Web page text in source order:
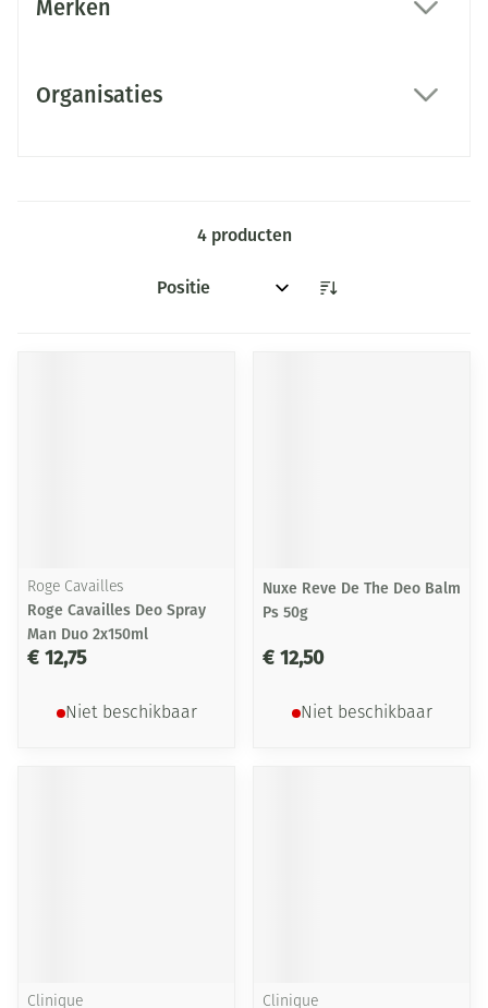
Merken
Organisaties
4producten
Sorteer op:
Roge Cavailles
Roge Cavailles Deo Spray
Man Duo 2x150ml
€ 12,75
Niet beschikbaar
Nuxe Reve De The Deo Balm
Ps 50g
€ 12,50
Niet beschikbaar
Clinique Clinique